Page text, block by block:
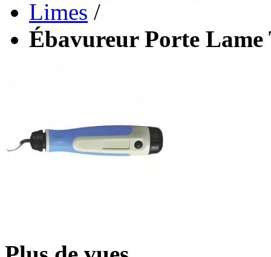
Limes /
Ébavureur Porte Lame